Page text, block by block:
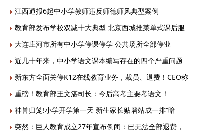
江西通报6起中小学教师违反师德师风典型案例
教育部发布学校双减十大典型 北京西城推菜单式课后服
大连庄河市所有中小学停课停学 公共场所全部停业
近几十年来，中小学语文课本编写存在的四个严重问题
新东方全面关停K12在线教育业务，裁员、退费！CEO称
重磅！教育部王文湛司长：今后高考主要考语文！
神兽归笼!小学开学第一天 新生家长贴墙站成一排“暗
突然：巨人教育成立27年宣布倒闭：已无法全部退费，